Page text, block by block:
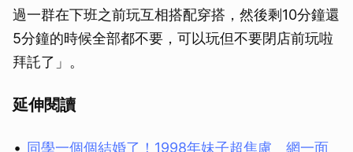
過一群在下班之前玩互相搭配穿搭，然後剩10分鐘還
5分鐘的時候全部都不要，可以玩但不要閉店前玩啦
拜託了」。
延伸閱讀
同學一個個結婚了！1998年妹子超焦慮 網一面